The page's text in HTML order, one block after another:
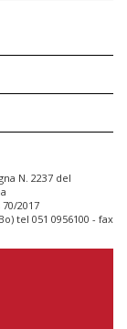
N. 2237 del
2017
tel 051 0956100 - fax